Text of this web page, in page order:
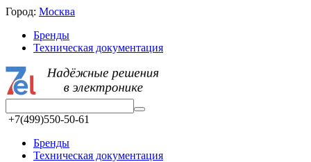
Город: Москва
Бренды
Техническая документация
+7(499)550-50-61
Бренды
Техническая документация